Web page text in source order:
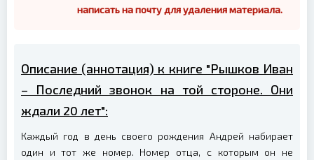
написать на почту для удаления материала.
Описание (аннотация) к книге "Рышков Иван
– Последний звонок на той стороне. Они
ждали 20 лет":
Каждый год в день своего рождения Андрей набирает
один и тот же номер. Номер отца, с которым он не